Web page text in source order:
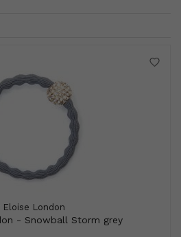
Eloise London
- Snowball Storm grey